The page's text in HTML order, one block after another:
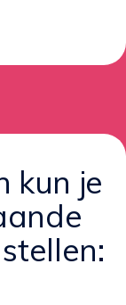
kun je